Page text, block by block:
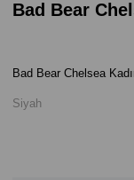
Bad Bear
Bad Bear Chelsea
Siyah